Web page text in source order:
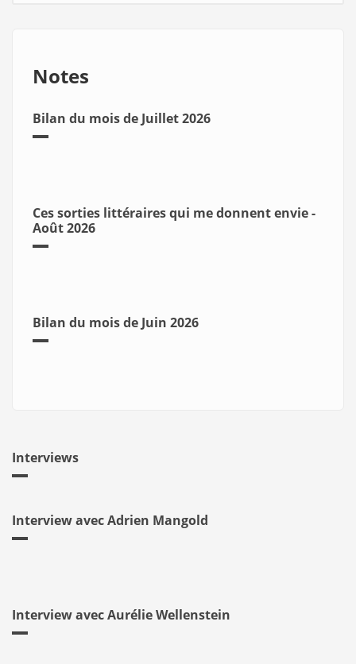
Notes
Bilan du mois de Juillet 2026
Ces sorties littéraires qui me donnent envie -
Août 2026
Bilan du mois de Juin 2026
Interviews
Interview avec Adrien Mangold
Interview avec Aurélie Wellenstein